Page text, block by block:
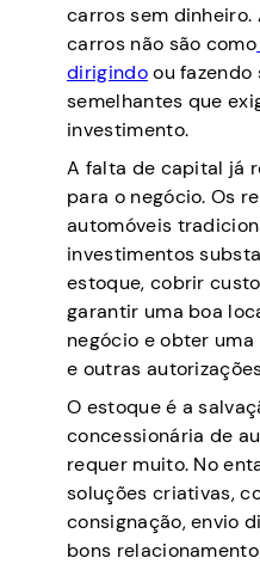
carros sem
carros não são como
dirigindoou fazendo
semelhantes que
investimento.
A falta de capital já
para o negócio. Os
automóveis
investimentos
estoque, cobrir
garantir uma boa
negócio e obter
e outras
O estoque é a
concessionária de
requer muito. No
soluções criativas,
consignação, envio
bons